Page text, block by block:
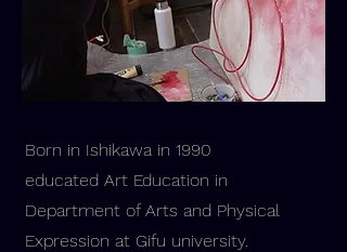
Born in Ishikawa in 1990
educated Art Education in
Department of Arts and Physical
Expression at Gifu university.